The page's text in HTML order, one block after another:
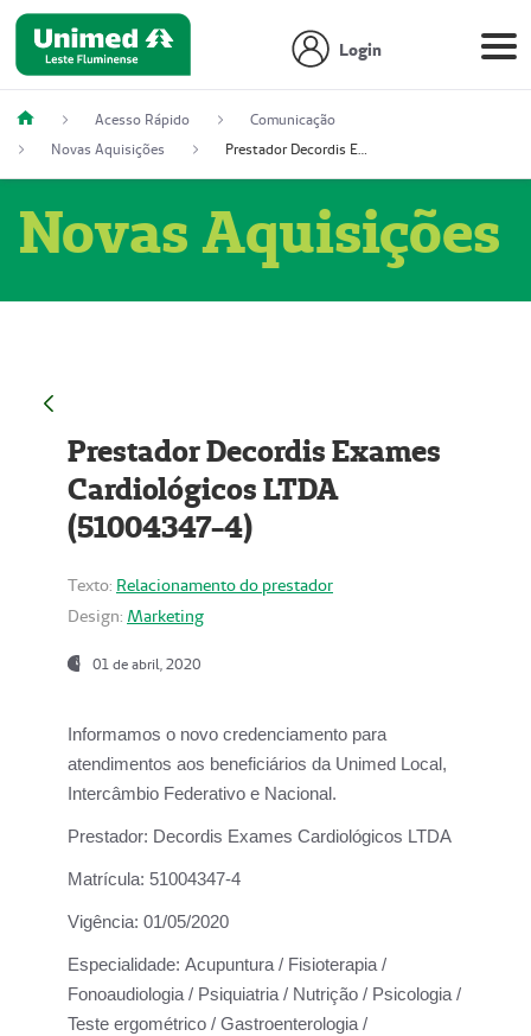
Login
Acesso Rápido
Comunicação
Novas Aquisições
Prestador Decordis Exames Cardiológicos LTDA (51004347-4)
Novas Aquisições
Prestador Decordis Exames
Cardiológicos LTDA
(51004347-4)
Texto: Relacionamento do prestador
Design: Marketing
01 de abril, 2020
Informamos o novo credenciamento para
atendimentos aos beneficiários da Unimed Local,
Intercâmbio Federativo e Nacional.
Prestador: Decordis Exames Cardiológicos LTDA
Matrícula: 51004347-4
Vigência: 01/05/2020
Especialidade: Acupuntura / Fisioterapia /
Fonoaudiologia / Psiquiatria / Nutrição / Psicologia /
Teste ergométrico / Gastroenterologia /